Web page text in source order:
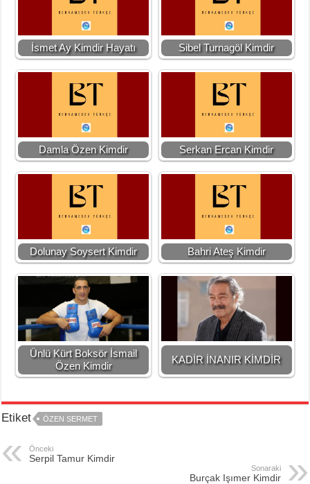
İsmet Ay Kimdir Hayatı Sibel Turnagöl Kimdir
Damla Özen Kimdir Serkan Ercan Kimdir
Dolunay Soysert Kimdir Bahri Ateş Kimdir
Ünlü Kürt Boksör İsmail
Özen Kimdir
KADİR İNANIR KİMDİR
Etiket ÖZEN SERMET
Önceki
Serpil Tamur Kimdir
Sonaraki
Burçak Işımer Kimdir